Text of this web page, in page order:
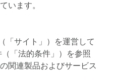
います。
（「サイト」）を運営して
「法的条件」）を参照
関連製品およびサービス